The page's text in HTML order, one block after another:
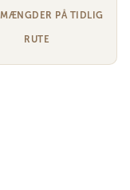
PÅ TIDLIG
RUTE